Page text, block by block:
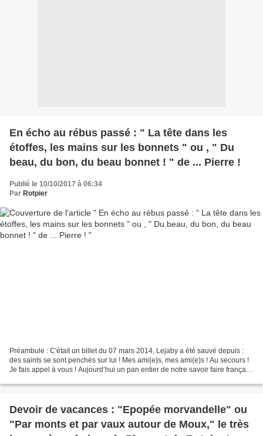
En écho au rébus passé : " La tête dans les
étoffes, les mains sur les bonnets " ou , " Du
beau, du bon, du beau bonnet ! " de ... Pierre !
Publié le 10/10/2017 à 06:34
Par Rotpier
Préambule : C'était un billet du 07 mars 2014, Lejaby a été sauvé depuis :
des saints se sont penchés sur lui ! Mes ami(e)s, mes ami(e)s ! Au secours !
Je fais appel à vous ! Aujourd’hui un pan entier de notre savoir faire français
Devoir de vacances : "Epopée morvandelle" ou
"Par monts et par vaux autour de Moux," le très